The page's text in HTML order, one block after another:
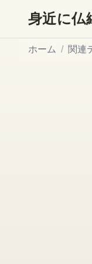
身近に仏
ホーム / 関連